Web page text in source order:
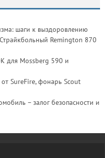
шаги к выздоровлению
Страйкбольный Remington 870
для Mossberg 590 и
SureFire, фонарь Scout
– залог безопасности и